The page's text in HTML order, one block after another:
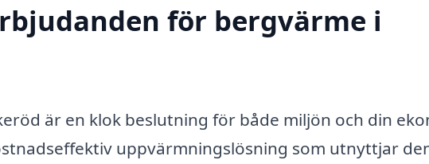
för bergvärme i
är en klok beslutning för både miljön och din
uppvärmningslösning som utnyttjar